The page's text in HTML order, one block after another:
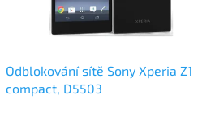
Odblokování sítě Sony Xperia Z1
compact, D5503